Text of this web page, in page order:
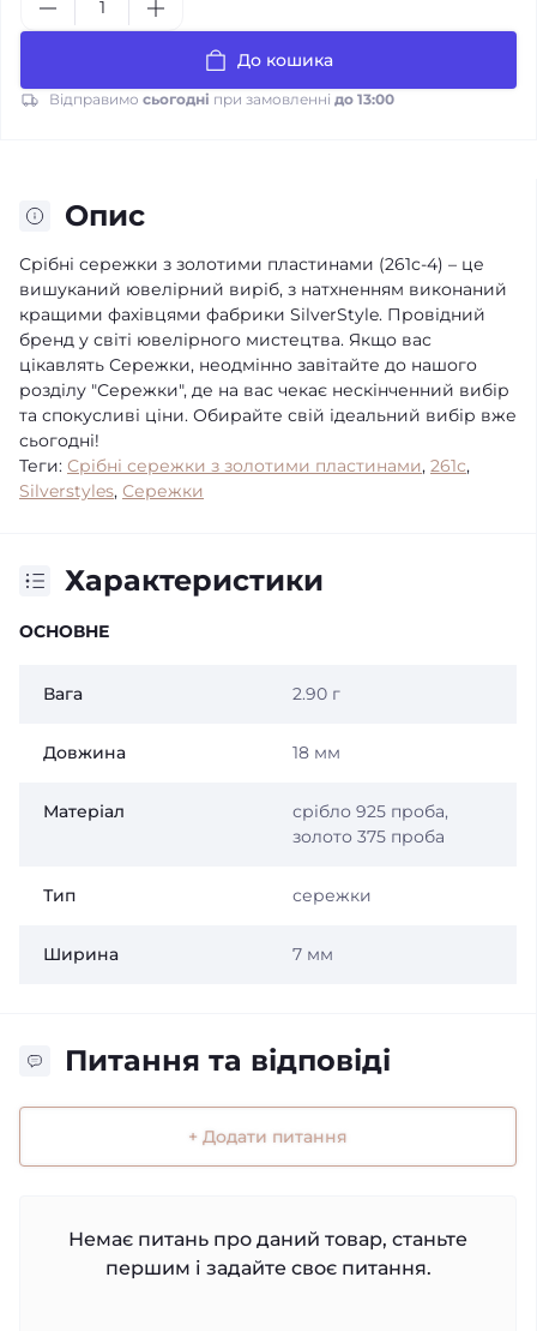
До кошика
Відправимо сьогодні при замовленні до 13:00
Опис
Срібні сережки з золотими пластинами (261с-4) – це
вишуканий ювелірний виріб, з натхненням виконаний
кращими фахівцями фабрики SilverStyle. Провідний
бренд у світі ювелірного мистецтва. Якщо вас
цікавлять Сережки, неодмінно завітайте до нашого
розділу "Сережки", де на вас чекає нескінченний вибір
та спокусливі ціни. Обирайте свій ідеальний вибір вже
сьогодні!
Теги: Срібні сережки з золотими пластинами, 261с,
Silverstyles, Сережки
Характеристики
ОСНОВНЕ
Вага 2.90 г
Довжина 18 мм
Матеріал
срібло 925 проба,
золото 375 проба
Тип сережки
Ширина 7 мм
Питання та відповіді
+ Додати питання
Немає питань про даний товар, станьте
першим і задайте своє питання.